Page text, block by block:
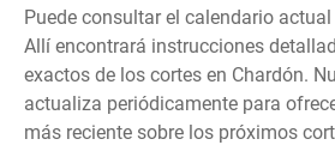
Puede consultar el calendario
Allí encontrará instrucciones
exactos de los cortes en Chardón.
actualiza periódicamente para
más reciente sobre los próximos